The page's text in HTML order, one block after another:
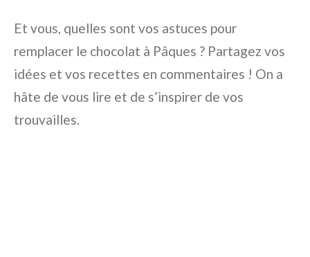
Et vous, quelles sont vos astuces pour
remplacer le chocolat à Pâques ? Partagez vos
idées et vos recettes en commentaires ! On a
hâte de vous lire et de s’inspirer de vos
trouvailles.